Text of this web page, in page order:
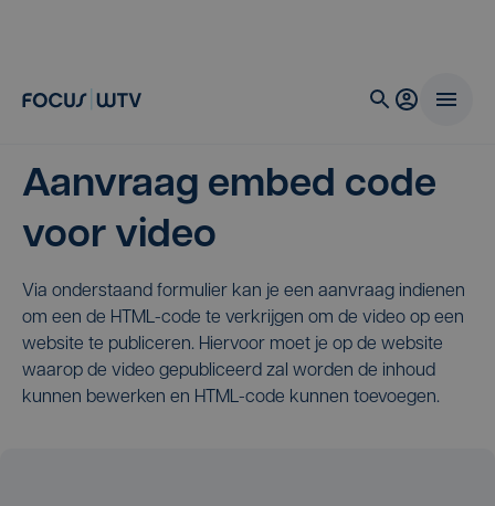
Aanvraag embed code
voor video
Via onderstaand formulier kan je een aanvraag indienen
om een de HTML-code te verkrijgen om de video op een
website te publiceren. Hiervoor moet je op de website
waarop de video gepubliceerd zal worden de inhoud
kunnen bewerken en HTML-code kunnen toevoegen.